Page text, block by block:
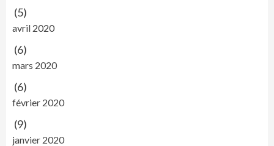
(5)
avril 2020
(6)
mars 2020
(6)
février 2020
(9)
janvier 2020